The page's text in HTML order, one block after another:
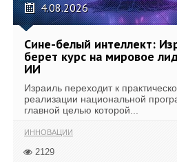
4.08.2026
Сине-белый интеллект:
берет курс на мировое
ИИ
Израиль переходит к
реализации национальной
главной целью которой...
ИННОВАЦИИ
2129